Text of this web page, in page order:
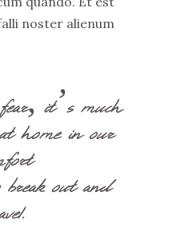
noster alienum
it’s much
home in our
out and